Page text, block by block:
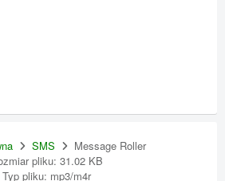
SMS
Message Roller
pliku: 31.02 KB
Typ pliku: mp3/m4r